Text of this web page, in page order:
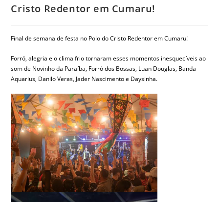
Cristo Redentor em Cumaru!
Final de semana de festa no Polo do Cristo Redentor em Cumaru!
Forró, alegria e o clima frio tornaram esses momentos inesquecíveis ao
som de Novinho da Paraíba, Forró dos Bossas, Luan Douglas, Banda
Aquarius, Danilo Veras, Jader Nascimento e Daysinha.